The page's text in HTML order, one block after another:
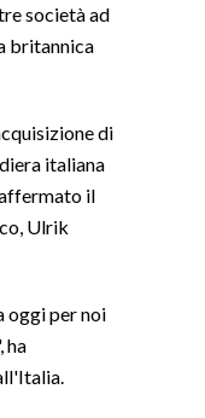
società ad
britannica
di
italiana
il
Ulrik
oggi per noi
ha